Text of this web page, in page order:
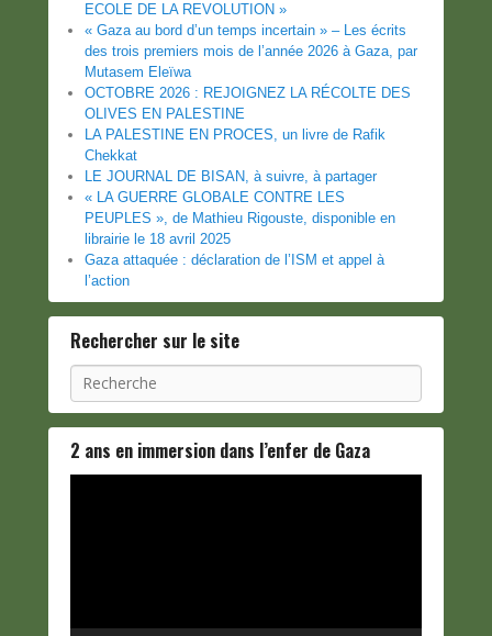
ECOLE DE LA REVOLUTION »
« Gaza au bord d’un temps incertain » – Les écrits
des trois premiers mois de l’année 2026 à Gaza, par
Mutasem Eleïwa
OCTOBRE 2026 : REJOIGNEZ LA RÉCOLTE DES
OLIVES EN PALESTINE
LA PALESTINE EN PROCES, un livre de Rafik
Chekkat
LE JOURNAL DE BISAN, à suivre, à partager
« LA GUERRE GLOBALE CONTRE LES
PEUPLES », de Mathieu Rigouste, disponible en
librairie le 18 avril 2025
Gaza attaquée : déclaration de l’ISM et appel à
l’action
Rechercher sur le site
Recherche
2 ans en immersion dans l’enfer de Gaza